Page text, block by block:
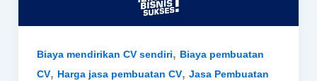
Biaya mendirikan CV sendiri, Biaya pembuatan
CV, Harga jasa pembuatan CV, Jasa Pembuatan